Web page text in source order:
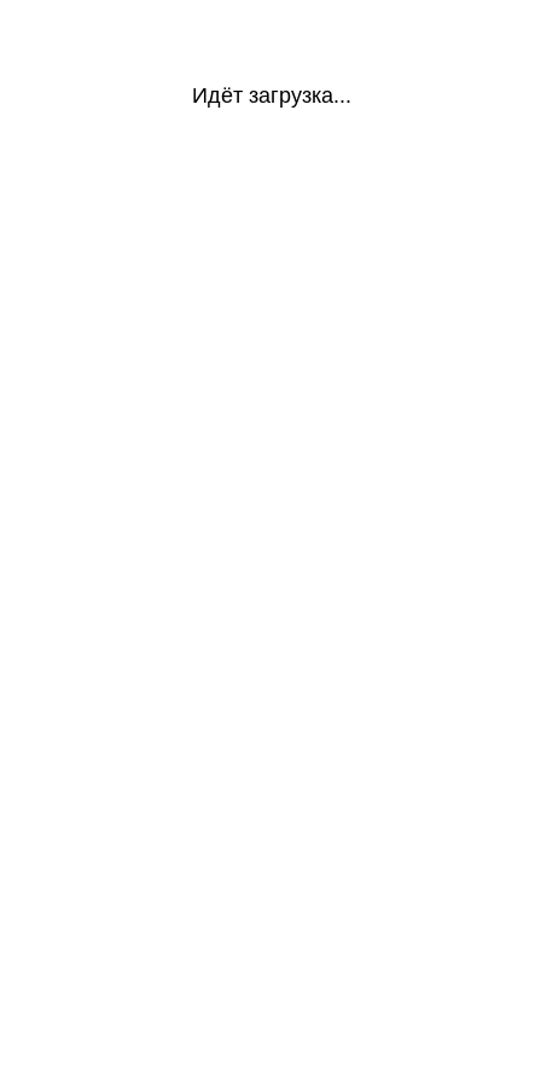
Идёт загрузка...